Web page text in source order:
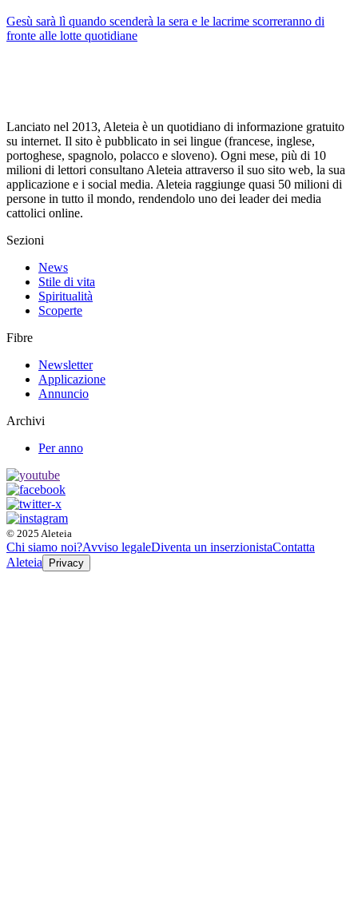
Gesù sarà lì quando scenderà la sera e le lacrime scorreranno di
fronte alle lotte quotidiane
Lanciato nel 2013, Aleteia è un quotidiano di informazione gratuito
su internet. Il sito è pubblicato in sei lingue (francese, inglese,
portoghese, spagnolo, polacco e sloveno). Ogni mese, più di 10
milioni di lettori consultano Aleteia attraverso il suo sito web, la sua
applicazione e i social media. Aleteia raggiunge quasi 50 milioni di
persone in tutto il mondo, rendendolo uno dei leader dei media
cattolici online.
Sezioni
News
Stile di vita
Spiritualità
Scoperte
Fibre
Newsletter
Applicazione
Annuncio
Archivi
Per anno
© 2025 Aleteia
Chi siamo noi?Avviso legaleDiventa un inserzionistaContatta
Aleteia
Privacy